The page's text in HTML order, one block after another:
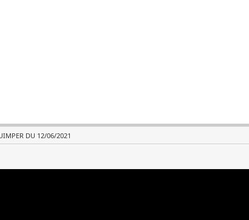
DU 12/06/2021